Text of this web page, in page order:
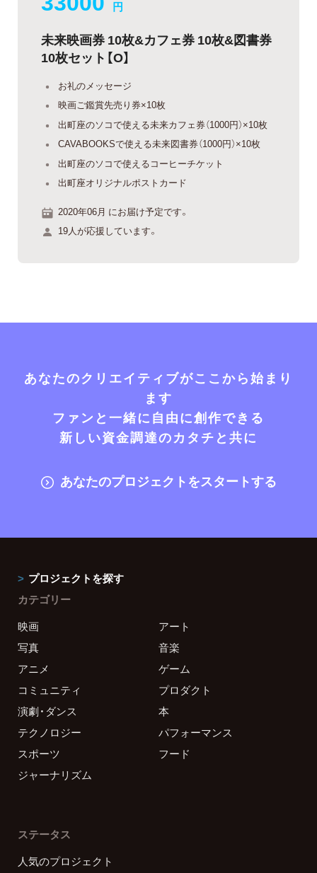
円
未来映画券 10枚&カフェ券 10枚&図書券
10枚セット【O】
お礼のメッセージ
映画ご鑑賞先売り券×10枚
出町座のソコで使える未来カフェ券（1000円）×10枚
CAVABOOKSで使える未来図書券（1000円）×10枚
出町座のソコで使えるコーヒーチケット
出町座オリジナルポストカード
2020年06月 にお届け予定です。
19人が応援しています。
あなたのクリエイティブがここから始まり
ます
ファンと一緒に自由に創作できる
新しい資金調達のカタチと共に
あなたのプロジェクトをスタートする
プロジェクトを探す
カテゴリー
映画
アート
写真
音楽
アニメ
ゲーム
コミュニティ
プロダクト
演劇・ダンス
本
テクノロジー
パフォーマンス
スポーツ
フード
ジャーナリズム
ステータス
人気のプロジェクト